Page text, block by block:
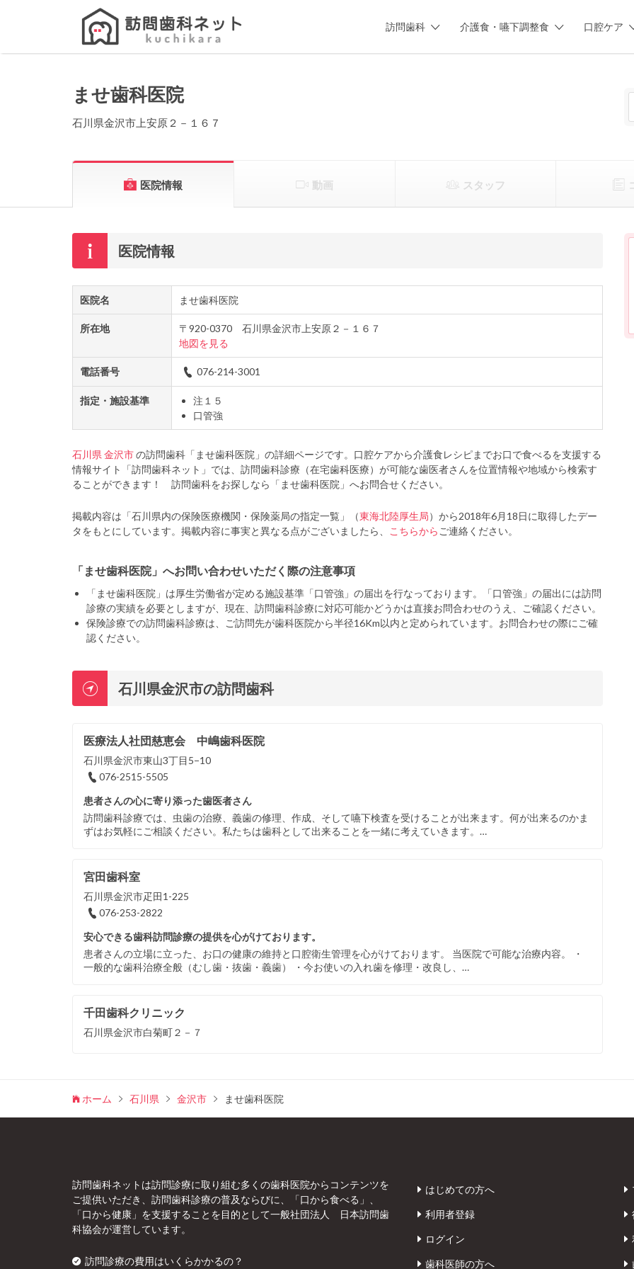
訪問歯科 介護食・嚥下調整食 口腔ケア
Search
ませ歯科医院
石川県金沢市上安原２－１６７
医院情報 動画 スタッフ
医院情報
医院名 ませ歯科医院
所在地
〒920-0370 石川県金沢市上安原２－１６７
地図を見る
電話番号 076-214-3001
指定・施設基準
注１５
口管強
石川県 金沢市の訪問歯科「ませ歯科医院」の詳細ページです。口腔ケアから介護食レシピまでお口で食べるを支援する
情報サイト「訪問歯科ネット」では、訪問歯科診療（在宅歯科医療）が可能な歯医者さんを位置情報や地域から検索す
ることができます！ 訪問歯科をお探しなら「ませ歯科医院」へお問合せください。
掲載内容は「石川県内の保険医療機関・保険薬局の指定一覧」（東海北陸厚生局）から2018年6月18日に取得したデー
タをもとにしています。掲載内容に事実と異なる点がございましたら、
こちらから ご連絡ください。
「ませ歯科医院」へお問い合わせいただく際の注意事項
「ませ歯科医院」は厚生労働省が定める施設基準「口管強」の届出を行なっております。「口管強」の届出には訪問
診療の実績を必要としますが、現在、訪問歯科診療に対応可能かどうかは直接お問合わせのうえ、ご確認ください。
保険診療での訪問歯科診療は、ご訪問先が歯科医院から半径16Km以内と定められています。お問合わせの際にご確
認ください。
石川県金沢市の訪問歯科
医療法人社団慈恵会 中嶋歯科医院
石川県金沢市東山3丁目5−10
076-2515-5505
患者さんの心に寄り添った歯医者さん
訪問歯科診療では、虫歯の治療、義歯の修理、作成、そして嚥下検査を受けることが出来ます。何が出来るのかま
ずはお気軽にご相談ください。私たちは歯科として出来ることを一緒に考えていきます。…
宮田歯科室
石川県金沢市疋田1-225
076-253-2822
安心できる歯科訪問診療の提供を心がけております。
患者さんの立場に立った、お口の健康の維持と口腔衛生管理を心がけております。 当医院で可能な治療内容。 ・
一般的な歯科治療全般（むし歯・抜歯・義歯） ・今お使いの入れ歯を修理・改良し、…
千田歯科クリニック
石川県金沢市白菊町２－７
ホーム 石川県 金沢市 ませ歯科医院
訪問歯科ネットは訪問診療に取り組む多くの歯科医院からコンテンツを
ご提供いただき、訪問歯科診療の普及ならびに、「口から食べる」、
「口から健康」を支援することを目的として一般社団法人 日本訪問歯
科協会が運営しています。
訪問診療の費用はいくらかかるの？
はじめての方へ
利用者登録
ログイン
歯科医師の方へ